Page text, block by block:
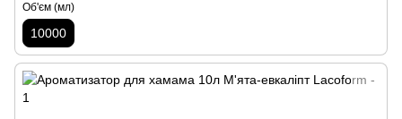
Об'єм (мл)
10000